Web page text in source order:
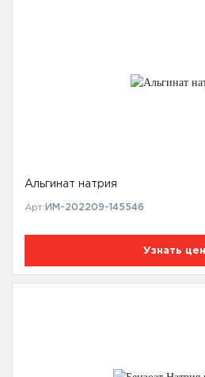
Альгинат натрия
Арт: ИМ-202209-145546
Узнать